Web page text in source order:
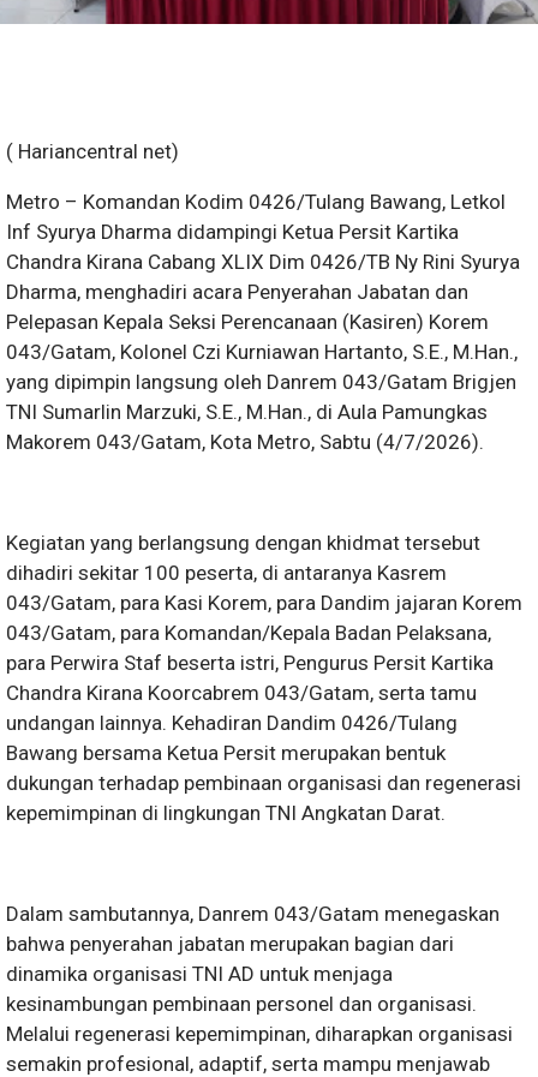
( Hariancentral net)
Metro – Komandan Kodim 0426/Tulang Bawang, Letkol
Inf Syurya Dharma didampingi Ketua Persit Kartika
Chandra Kirana Cabang XLIX Dim 0426/TB Ny Rini Syurya
Dharma, menghadiri acara Penyerahan Jabatan dan
Pelepasan Kepala Seksi Perencanaan (Kasiren) Korem
043/Gatam, Kolonel Czi Kurniawan Hartanto, S.E., M.Han.,
yang dipimpin langsung oleh Danrem 043/Gatam Brigjen
TNI Sumarlin Marzuki, S.E., M.Han., di Aula Pamungkas
Makorem 043/Gatam, Kota Metro, Sabtu (4/7/2026).
Kegiatan yang berlangsung dengan khidmat tersebut
dihadiri sekitar 100 peserta, di antaranya Kasrem
043/Gatam, para Kasi Korem, para Dandim jajaran Korem
043/Gatam, para Komandan/Kepala Badan Pelaksana,
para Perwira Staf beserta istri, Pengurus Persit Kartika
Chandra Kirana Koorcabrem 043/Gatam, serta tamu
undangan lainnya. Kehadiran Dandim 0426/Tulang
Bawang bersama Ketua Persit merupakan bentuk
dukungan terhadap pembinaan organisasi dan regenerasi
kepemimpinan di lingkungan TNI Angkatan Darat.
Dalam sambutannya, Danrem 043/Gatam menegaskan
bahwa penyerahan jabatan merupakan bagian dari
dinamika organisasi TNI AD untuk menjaga
kesinambungan pembinaan personel dan organisasi.
Melalui regenerasi kepemimpinan, diharapkan organisasi
semakin profesional, adaptif, serta mampu menjawab